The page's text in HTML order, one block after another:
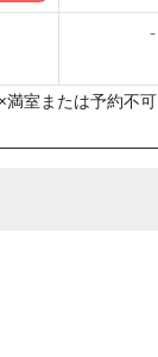
-
室または予約不可